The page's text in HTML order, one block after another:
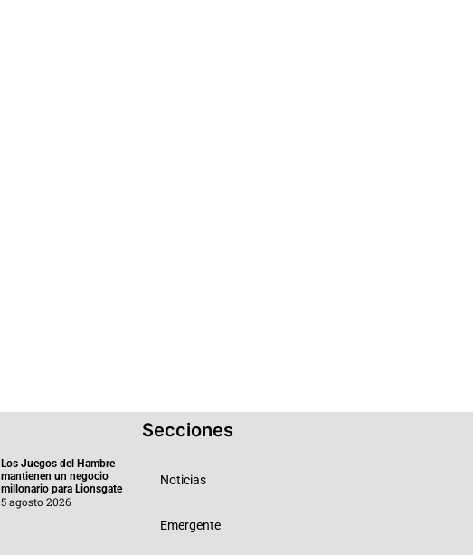
Los Juegos del Hambre
mantienen un negocio
millonario para Lionsgate
5 agosto 2026
Secciones
Noticias
Emergente